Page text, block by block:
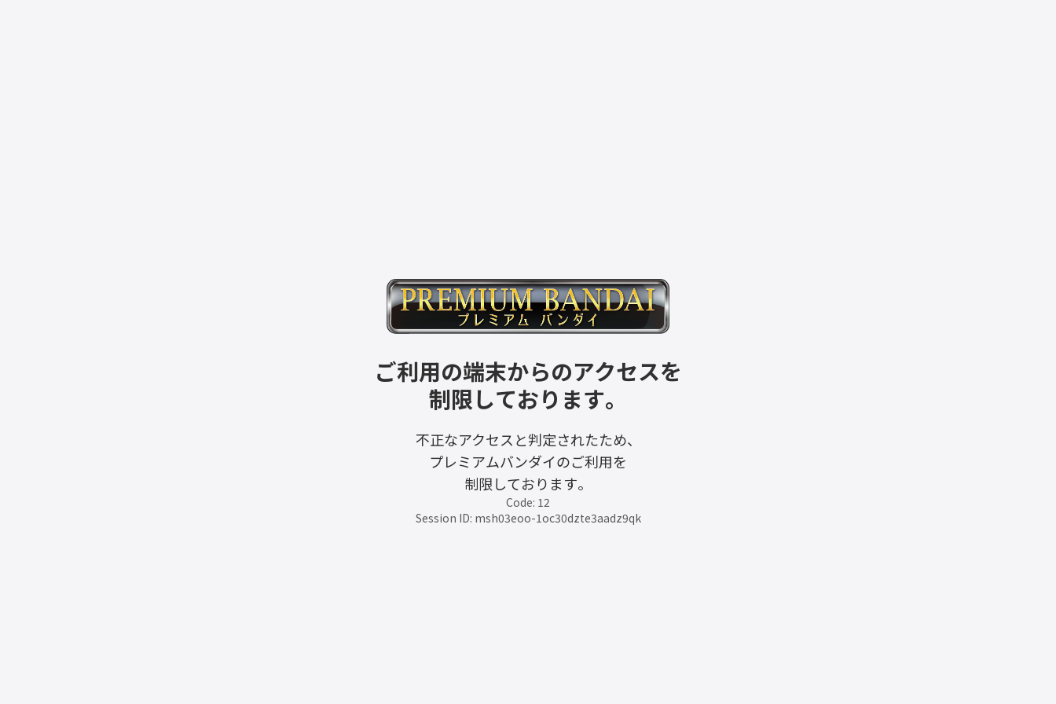
ご利用の端末からのアクセスを
制限しております。
不正なアクセスと判定されたため、
プレミアムバンダイのご利用を
制限しております。
Code: 12
Session ID: msh03eoo-1oc30dzte3aadz9qk